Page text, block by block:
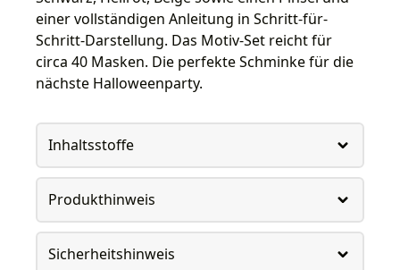
einer vollständigen Anleitung in Schritt-für-
Schritt-Darstellung. Das Motiv-Set reicht für
circa 40 Masken. Die perfekte Schminke für die
nächste Halloweenparty.
Inhaltsstoffe
Produkthinweis
Sicherheitshinweis